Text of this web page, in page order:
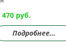
470 руб.
Подробнее...